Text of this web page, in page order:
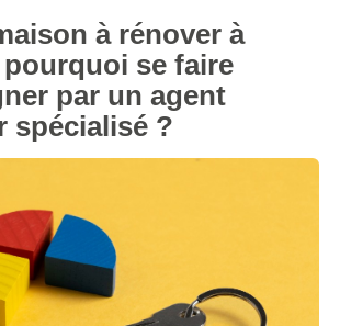
à rénover à
se faire
par un agent
spécialisé ?